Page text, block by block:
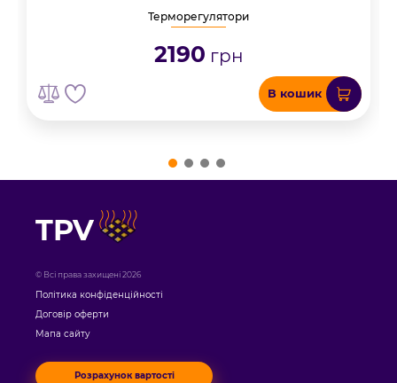
Терморегулятори
2190 грн
В кошик
TPV
© Всі права захищені 2026
Політика конфіденційності
Договір оферти
Мапа сайту
Розрахунок вартості